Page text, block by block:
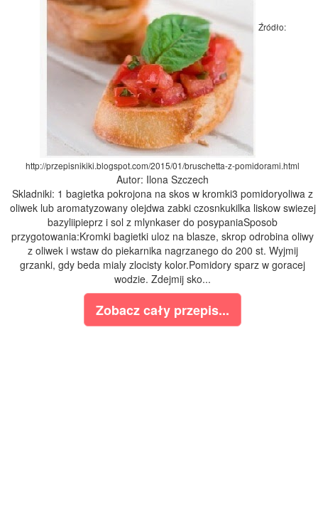
Źródło:
http://przepisnikiki.blogspot.com/2015/01/bruschetta-z-pomidorami.html
Autor: Ilona Szczech
Skladniki: 1 bagietka pokrojona na skos w kromki3 pomidoryoliwa z
oliwek lub aromatyzowany olejdwa zabki czosnkukilka liskow swiezej
bazyliipieprz i sol z mlynkaser do posypaniaSposob
przygotowania:Kromki bagietki uloz na blasze, skrop odrobina oliwy
z oliwek i wstaw do piekarnika nagrzanego do 200 st. Wyjmij
grzanki, gdy beda mialy zlocisty kolor.Pomidory sparz w goracej
wodzie. Zdejmij sko...
Zobacz cały przepis...